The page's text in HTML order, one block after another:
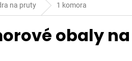
na pruty 1 komora
obaly